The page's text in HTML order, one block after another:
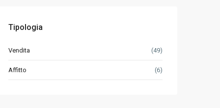
Tipologia
Vendita (49)
Affitto (6)